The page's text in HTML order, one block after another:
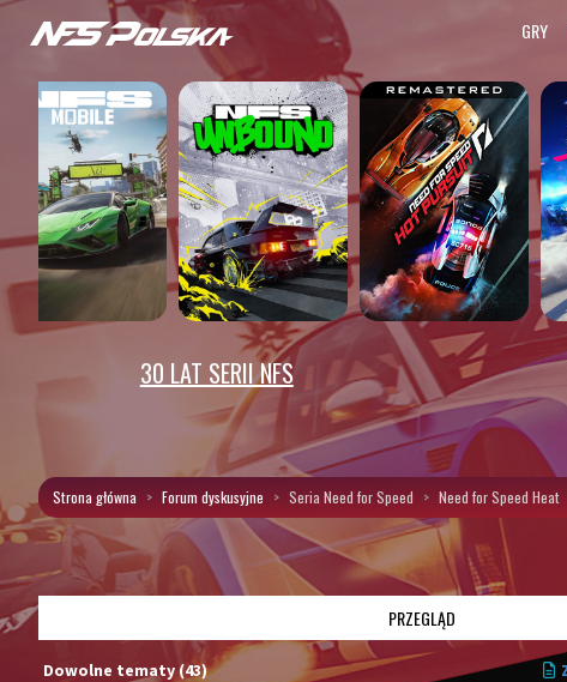
GRY
30 LAT SERII NFS
Strona główna Forum dyskusyjne Seria Need for Speed Need for Speed Heat
PRZEGLĄD
Dowolne tematy (43)